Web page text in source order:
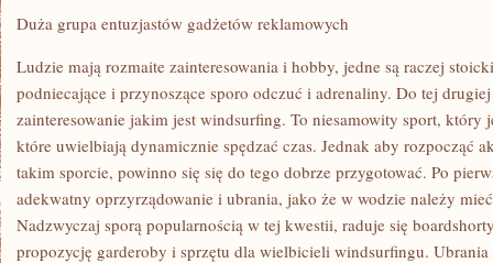
DODATKÓW
Duża grupa entuzjastów gadżetów reklamowych
Ludzie mają rozmaite zainteresowania i hobby, jedne są raczej
podniecające i przynoszące sporo odczuć i adrenaliny. Do tej
zainteresowanie jakim jest windsurfing. To niesamowity sport, który
które uwielbiają dynamicznie spędzać czas. Jednak aby rozpocząć
takim sporcie, powinno się się do tego dobrze przygotować. Po
adekwatny oprzyrządowanie i ubrania, jako że w wodzie należy
Nadzwyczaj sporą popularnością w tej kwestii, raduje się
propozycję garderoby i sprzętu dla wielbicieli windsurfingu.